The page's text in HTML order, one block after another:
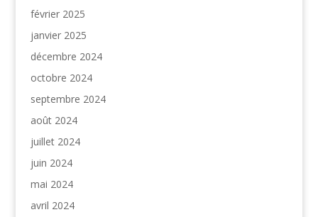
février 2025
janvier 2025
décembre 2024
octobre 2024
septembre 2024
août 2024
juillet 2024
juin 2024
mai 2024
avril 2024